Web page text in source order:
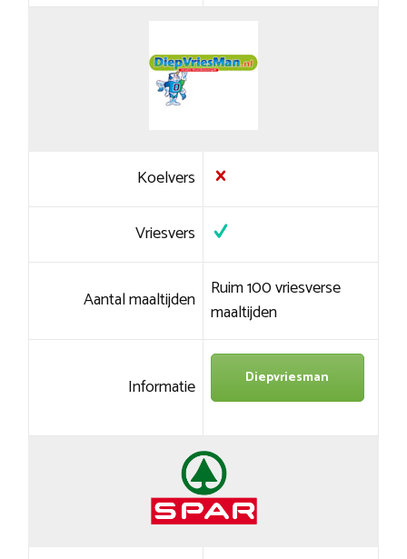
Koelvers
Vriesvers
Aantal maaltijden Ruim 100 vriesverse
maaltijden
Informatie Diepvriesman